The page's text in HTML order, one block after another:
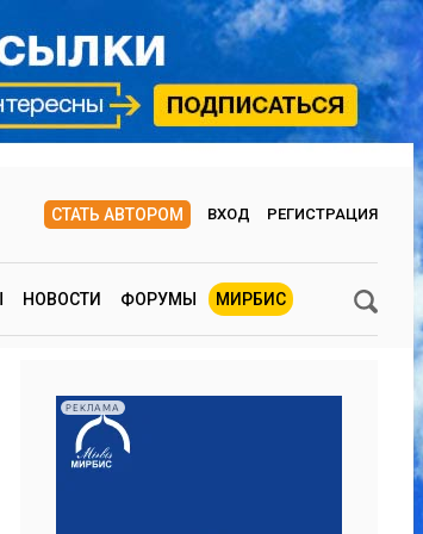
СТАТЬ АВТОРОМ ВХОД РЕГИСТРАЦИЯ
НОВОСТИ ФОРУМЫ МИРБИС
РЕКЛАМА